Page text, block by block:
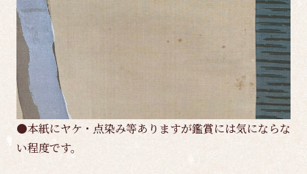
●本紙にヤケ・点染み等ありますが鑑賞には気にならな
い程度です。